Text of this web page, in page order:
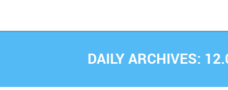
DAILY ARCHIVES: